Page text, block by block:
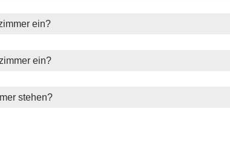
ein?
ein?
stehen?